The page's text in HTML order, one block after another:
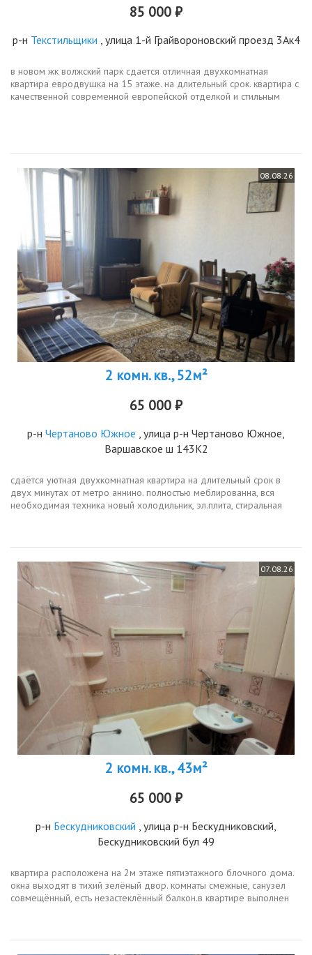
85 000 ₽
р-н Текстильщики , улица 1-й Грайвороновский проезд 3Ак4
в новом жк волжский парк сдается отличная двухкомнатная
квартира евродвушка на 15 этаже. на длительный срок. квартира с
качественной современной европейской отделкой и стильным
08.08.26
2 комн. кв., 52м²
65 000 ₽
р-н Чертаново Южное , улица р-н Чертаново Южное,
Варшавское ш 143К2
сдаётся уютная двухкомнатная квартира на длительный срок в
двух минутах от метро аннино. полностью меблированна, вся
необходимая техника новый холодильник, эл.плита, стиральная
07.08.26
2 комн. кв., 43м²
65 000 ₽
р-н Бескудниковский , улица р-н Бескудниковский,
Бескудниковский бул 49
квартира расположена на 2м этаже пятиэтажного блочного дома.
окна выходят в тихий зелёный двор. комнаты смежные, санузел
совмещённый, есть незастеклённый балкон.в квартире выполнен